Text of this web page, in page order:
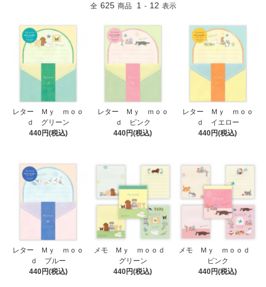
全 625 商品 1 - 12 表示
レター Ｍｙ ｍｏｏ
ｄ グリーン
440円(税込)
レター Ｍｙ ｍｏｏ
ｄ ピンク
440円(税込)
レター Ｍｙ ｍｏｏ
ｄ イエロー
440円(税込)
レター Ｍｙ ｍｏｏ
ｄ ブルー
440円(税込)
メモ Ｍｙ ｍｏｏｄ
グリーン
440円(税込)
メモ Ｍｙ ｍｏｏｄ
ピンク
440円(税込)